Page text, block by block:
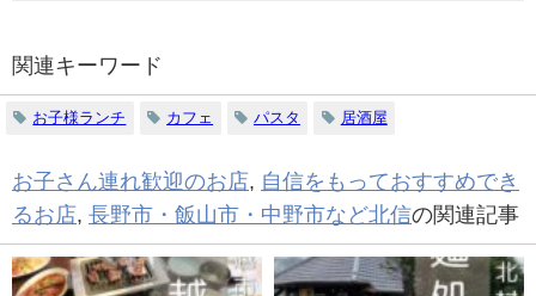
関連キーワード
お子様ランチ カフェ パスタ 居酒屋
お子さん連れ歓迎のお店, 自信をもっておすすめでき
るお店, 長野市・飯山市・中野市など北信の関連記事